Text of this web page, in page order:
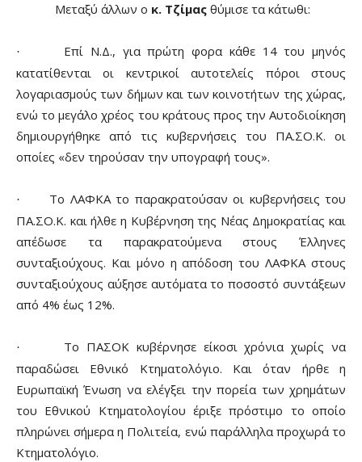
Μεταξύ άλλων ο κ. Τζίμας θύμισε τα κάτωθι:
·
Επί Ν.Δ., για πρώτη φορα κάθε 14 του μηνός
κατατίθενται οι κεντρικοί αυτοτελείς πόροι στους
λογαριασμούς των δήμων και των κοινοτήτων της χώρας,
ενώ το μεγάλο χρέος του κράτους προς την Αυτοδιοίκηση
δημιουργήθηκε από τις κυβερνήσεις του ΠΑ.ΣΟ.Κ. οι
οποίες «δεν τηρούσαν την υπογραφή τους».
·
Το ΛΑΦΚΑ το παρακρατούσαν οι κυβερνήσεις του
ΠΑ.ΣΟ.Κ. και ήλθε η Κυβέρνηση της Νέας Δημοκρατίας και
απέδωσε τα παρακρατούμενα στους Έλληνες
συνταξιούχους. Και μόνο η απόδοση του ΛΑΦΚΑ στους
συνταξιούχους αύξησε αυτόματα το ποσοστό συντάξεων
από 4% έως 12%.
·
Το ΠΑΣΟΚ κυβέρνησε είκοσι χρόνια χωρίς να
παραδώσει Εθνικό Κτηματολόγιο. Και όταν ήρθε η
Ευρωπαϊκή Ένωση να ελέγξει την πορεία των χρημάτων
του Εθνικού Κτηματολογίου έριξε πρόστιμο το οποίο
πληρώνει σήμερα η Πολιτεία, ενώ παράλληλα προχωρά το
Κτηματολόγιο.